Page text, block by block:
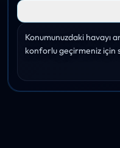
Konumunuzdaki havayı
konforlu geçirmeniz için